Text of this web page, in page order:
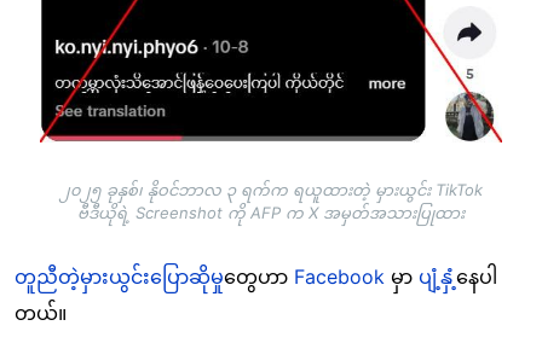
၂၀၂၅ ခုနှစ်၊ နိုဝင်ဘာလ ၃ ရက်က ရယူထားတဲ့ မှားယွင်း TikTok
ဗီဒီယိုရဲ့ Screenshot ကို AFP က X အမှတ်အသားပြုထား
တူညီတဲ့မှားယွင်းပြောဆိုမှုတွေဟာ Facebook မှာ ပျံ့နှံ့နေပါ
တယ်။